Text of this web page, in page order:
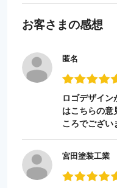
お客さまの感想
匿名
ロゴデザイ
はこちらの意
ころでござい
宮田塗装工業